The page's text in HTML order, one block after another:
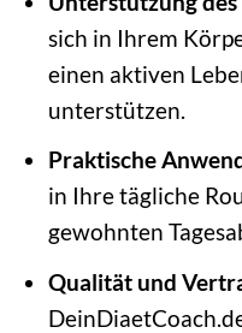
sich in Ihrem
einen aktiven
unterstützen.
Praktische
in Ihre tägliche
gewohnten
Qualität und